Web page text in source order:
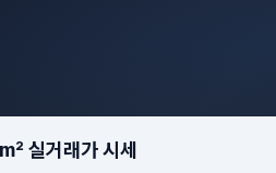
실거래가 시세